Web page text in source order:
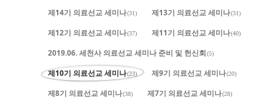
제14기 의료선교 세미나(31) 제13기 의료선교 세미나(31)
제12기 의료선교 세미나(37) 제11기 의료선교 세미나(40)
2019.06. 세천사 의료선교 세미나 준비 및 헌신회(5)
제10기 의료선교 세미나(23) 제9기 의료선교 세미나(20)
제8기 의료선교 세미나(38) 제7기 의료선교 세미나(28)